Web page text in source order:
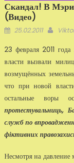
Скандал! В
(видео)
Добавлено
25.02.2011
23 февраля 2011
власти вызвали
возмущённых
что при новой
остальные воры
протестувальниць,
служб по
фіктивних
Несмотря на давление